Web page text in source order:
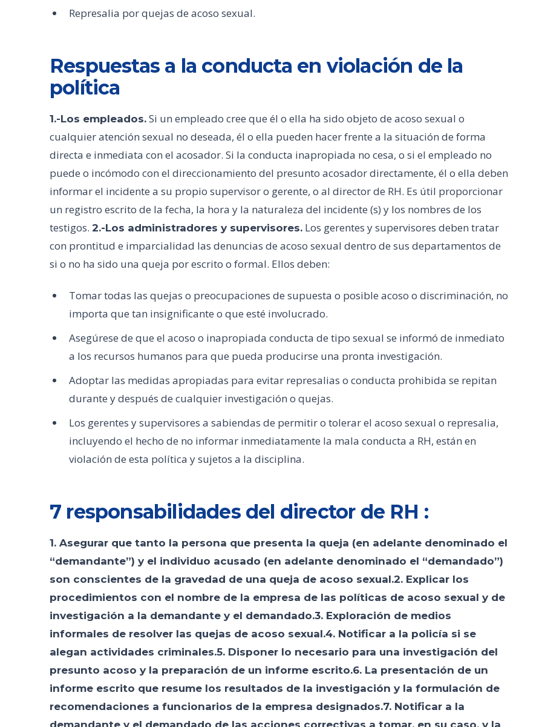
Represalia por quejas de acoso sexual.
Respuestas a la conducta en violación de la
política
1.-Los empleados. Si un empleado cree que él o ella ha sido objeto de acoso sexual o
cualquier atención sexual no deseada, él o ella pueden hacer frente a la situación de forma
directa e inmediata con el acosador. Si la conducta inapropiada no cesa, o si el empleado no
puede o incómodo con el direccionamiento del presunto acosador directamente, él o ella deben
informar el incidente a su propio supervisor o gerente, o al director de RH. Es útil proporcionar
un registro escrito de la fecha, la hora y la naturaleza del incidente (s) y los nombres de los
testigos. 2.-Los administradores y supervisores. Los gerentes y supervisores deben tratar
con prontitud e imparcialidad las denuncias de acoso sexual dentro de sus departamentos de
si o no ha sido una queja por escrito o formal. Ellos deben:
Tomar todas las quejas o preocupaciones de supuesta o posible acoso o discriminación, no
importa que tan insignificante o que esté involucrado.
Asegúrese de que el acoso o inapropiada conducta de tipo sexual se informó de inmediato
a los recursos humanos para que pueda producirse una pronta investigación.
Adoptar las medidas apropiadas para evitar represalias o conducta prohibida se repitan
durante y después de cualquier investigación o quejas.
Los gerentes y supervisores a sabiendas de permitir o tolerar el acoso sexual o represalia,
incluyendo el hecho de no informar inmediatamente la mala conducta a RH, están en
violación de esta política y sujetos a la disciplina.
7 responsabilidades del director de RH :
1. Asegurar que tanto la persona que presenta la queja (en adelante denominado el
“demandante”) y el individuo acusado (en adelante denominado el “demandado”)
son conscientes de la gravedad de una queja de acoso sexual.2. Explicar los
procedimientos con el nombre de la empresa de las políticas de acoso sexual y de
investigación a la demandante y el demandado.3. Exploración de medios
informales de resolver las quejas de acoso sexual.4. Notificar a la policía si se
alegan actividades criminales.5. Disponer lo necesario para una investigación del
presunto acoso y la preparación de un informe escrito.6. La presentación de un
informe escrito que resume los resultados de la investigación y la formulación de
recomendaciones a funcionarios de la empresa designados.7. Notificar a la
demandante y el demandado de las acciones correctivas a tomar, en su caso, y la